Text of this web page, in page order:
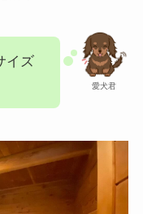
愛犬君
イズ